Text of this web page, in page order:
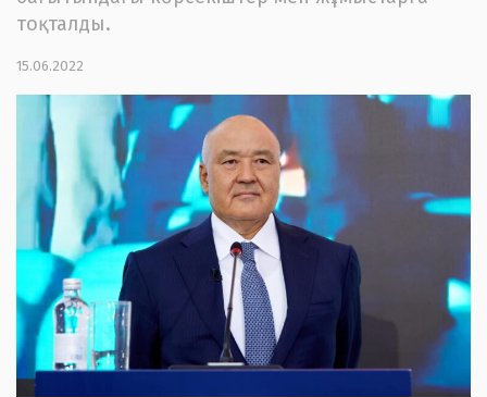
тоқталды.
15.06.2022